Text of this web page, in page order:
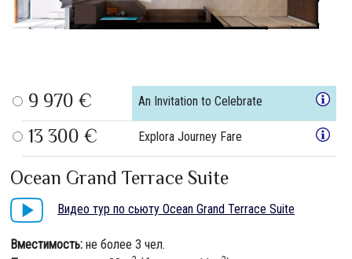
9 970 € An Invitation to Celebrate
13 300 € Explora Journey Fare
Ocean Grand Terrace Suite
Видео тур по сьюту Ocean Grand Terrace Suite
Вместимость: не более 3 чел.